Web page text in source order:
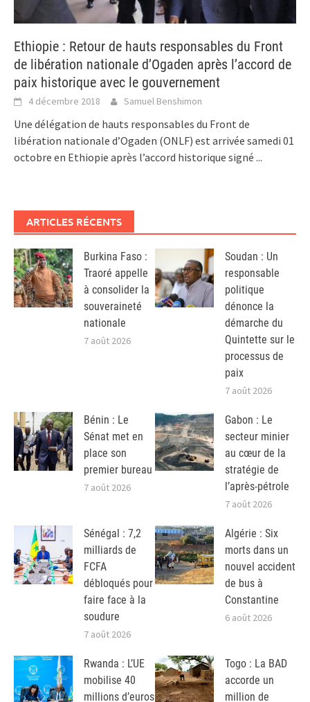
Ethiopie : Retour de hauts responsables du Front
de libération nationale d’Ogaden après l’accord de
paix historique avec le gouvernement
4 décembre 2018 Samuel Benshimon
Une délégation de hauts responsables du Front de
libération nationale d’Ogaden (ONLF) est arrivée samedi 01
octobre en Ethiopie après l’accord historique signé ...
ARTICLES RÉCENTS
Burkina Faso :
Traoré appelle
à consolider la
souveraineté
nationale
7 août 2026
Soudan : Un
responsable
politique
dénonce la
démarche du
Quintette sur le
processus de
paix
7 août 2026
Bénin : Le
Sénat met en
place son
premier bureau
7 août 2026
Gabon : Le
secteur minier
au cœur de la
stratégie de
l’après-pétrole
7 août 2026
Sénégal : 7,2
milliards de
FCFA
débloqués pour
faire face à la
soudure
7 août 2026
Algérie : Six
morts dans un
nouvel accident
de bus à
Constantine
6 août 2026
Rwanda : L’UE
mobilise 40
millions d’euros
Togo : La BAD
accorde un
million de